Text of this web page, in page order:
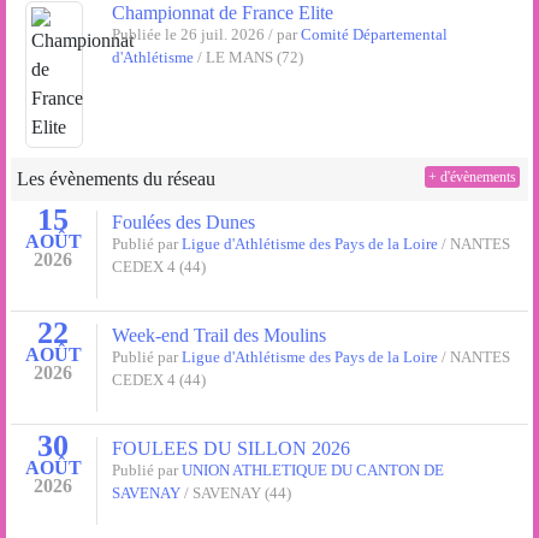
Championnat de France Elite
Publiée le 26 juil. 2026 / par Comité Départemental
d'Athlétisme/ LE MANS (72)
Les évènements du réseau
15
AOÛT
2026
Foulées des Dunes
Publié par Ligue d'Athlétisme des Pays de la Loire/ NANTES
CEDEX 4 (44)
22
AOÛT
2026
Week-end Trail des Moulins
Publié par Ligue d'Athlétisme des Pays de la Loire/ NANTES
CEDEX 4 (44)
30
AOÛT
2026
FOULEES DU SILLON 2026
Publié par UNION ATHLETIQUE DU CANTON DE
SAVENAY/ SAVENAY (44)
+ d'évènements